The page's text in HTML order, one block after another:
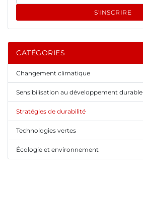
S'INSCRIRE
CATÉGORIES
Changement climatique
Sensibilisation au développement durable
Stratégies de durabilité
Technologies vertes
Écologie et environnement